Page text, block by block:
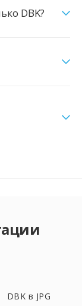
DBK?
DBK в JPG